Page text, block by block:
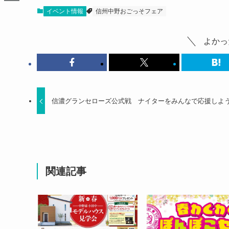
イベント情報 信州中野おごっそフェア
よか
信濃グランセローズ公式戦 ナイターをみんなで応援しよ
関連記事